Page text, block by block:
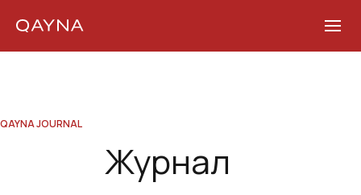
content
QAYNA JOURNAL
Журнал